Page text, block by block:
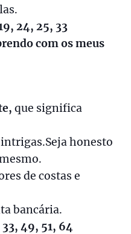
24, 25, 33
com os meus
que significa
honesto
de costas e
bancária.
49, 51, 64